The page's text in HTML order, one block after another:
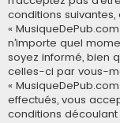
conditions suivantes,
«
n’importe quel
soyez informé, bien
celles-ci par vous-
«
effectués, vous
conditions